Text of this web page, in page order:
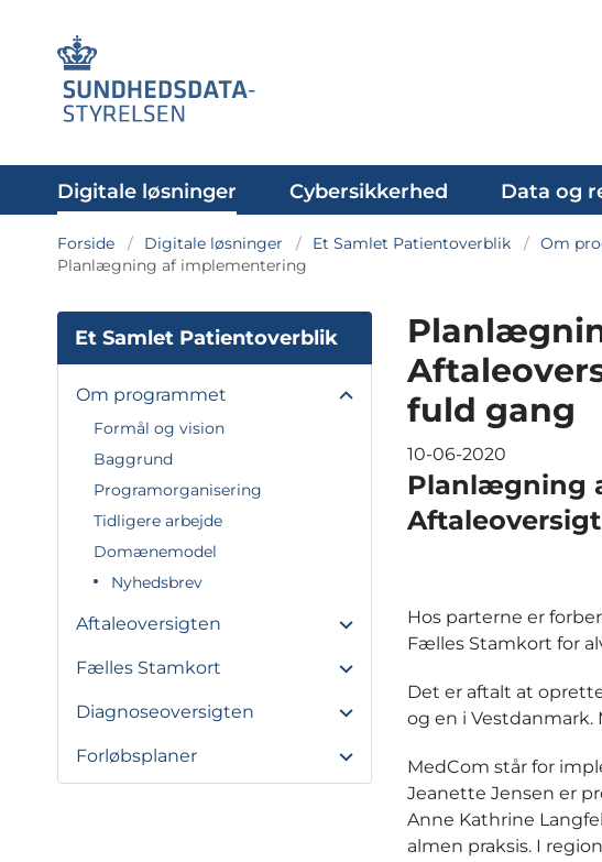
Digitale løsninger Cybersikkerhed Data og
Forside Digitale løsninger Et Samlet Patientoverblik Om
Planlægning af implementering
Et Samlet Patientoverblik
Om programmet
Formål og vision
Baggrund
Programorganisering
Tidligere arbejde
Domænemodel
Nyhedsbrev
Aftaleoversigten
Fælles Stamkort
Diagnoseoversigten
Forløbsplaner
fuld gang
10-06-2020
Planlægning
Hos parterne er
Fælles Stamkort for
Det er aftalt at
og en i Vestdanmark.
MedCom står for
Jeanette Jensen er
Anne Kathrine
almen praksis. I